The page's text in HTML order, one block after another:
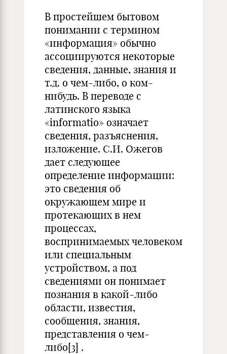
В простейшем бытовом
понимании с термином
«информация» обычно
ассоциируются некоторые
сведения, данные, знания и
т.д. о чем-либо, о ком-
нибудь. В переводе с
латинского языка
«informatio» означает
сведения, разъяснения,
изложение. С.И. Ожегов
дает следующее
определение информации:
это сведения об
окружающем мире и
протекающих в нем
процессах,
воспринимаемых человеком
или специальным
устройством, а под
сведениями он понимает
познания в какой-либо
области, известия,
сообщения, знания,
представления о чем-
либо[3] .